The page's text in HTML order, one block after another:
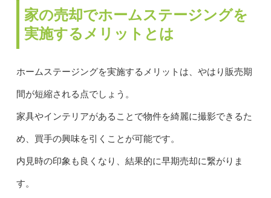
家の売却でホームステージングを
実施するメリットとは
ホームステージングを実施するメリットは、やはり販売期
間が短縮される点でしょう。
家具やインテリアがあることで物件を綺麗に撮影できるた
め、買手の興味を引くことが可能です。
内見時の印象も良くなり、結果的に早期売却に繋がりま
す。